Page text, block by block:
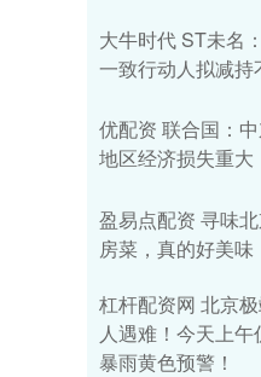
大牛时代 ST未名
一致行动人拟减持
优配资 联合国：
地区经济损失重大
盈易点配资 寻味
房菜，真的好美味
杠杆配资网 北京
人遇难！今天上午
暴雨黄色预警！